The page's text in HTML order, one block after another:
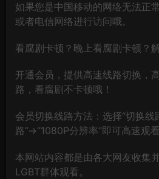
如果您是中国移动的网络无法正
或者电信网络进行访问哦。
看腐剧卡顿？晚上看腐剧卡顿？
开通会员，提供高速线路切换，
路，看腐剧不卡顿哦！
会员切换线路方法：选择“切换线
路”→“1080P分辨率”即可高速观
本网站内容都是由各大网友收集
LGBT群体观看。